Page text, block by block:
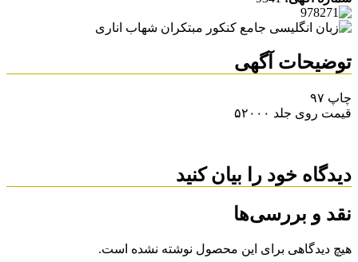
توضیحات آگهی
چاپ ۹۷
قیمت روی جلد ۵۲۰۰۰
دیدگاه خود را بیان کنید
نقد و بررسی‌ها
هیچ دیدگاهی برای این محصول نوشته نشده است.